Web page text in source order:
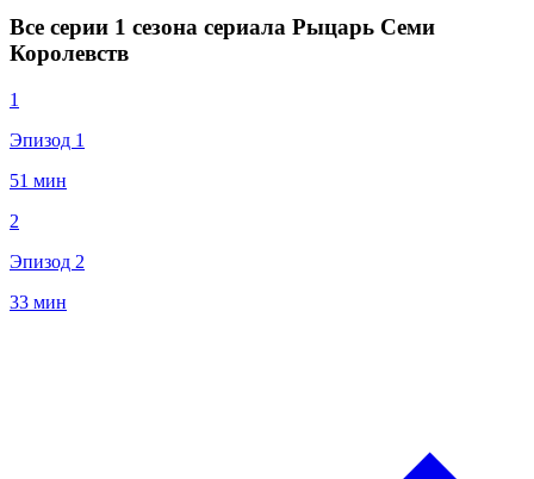
Все серии 1 сезона сериала Рыцарь Семи
Королевств
1
Эпизод 1
51 мин
2
Эпизод 2
33 мин